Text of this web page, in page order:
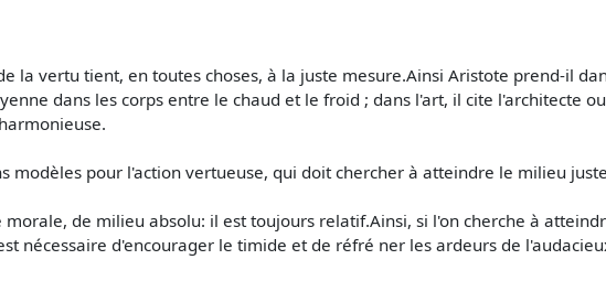
la vertu tient, en toutes choses, à la juste mesure.Ainsi Aristote prend-il
dans les corps entre le chaud et le froid ; dans l'art, il cite l'architecte
modèles pour l'action vertueuse, qui doit chercher à atteindre le milieu
de milieu absolu: il est toujours relatif.Ainsi, si l'on cherche à
nécessaire d'encourager le timide et de réfré­ ner les ardeurs de